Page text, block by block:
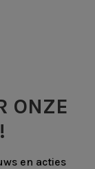
ONZE
en acties